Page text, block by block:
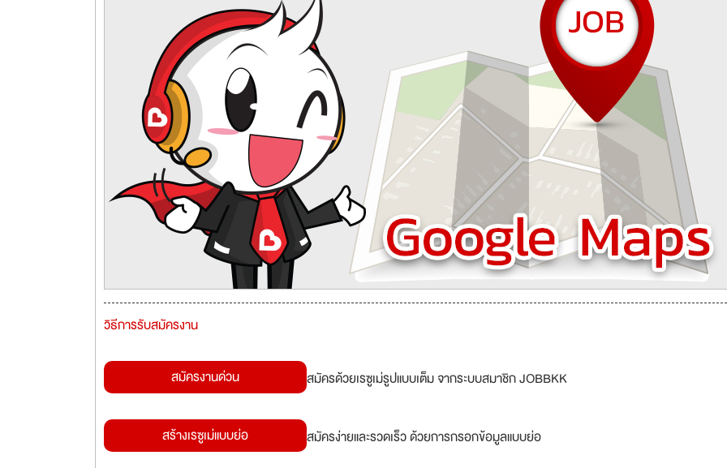
วิธีการรับสมัครงาน
สมัครงานด่วน สมัครด้วยเรซูเม่รูปแบบเต็ม จากระบบสมาชิก JOBBKK
สร้างเรซูเม่แบบย่อ สมัครง่ายและรวดเร็ว ด้วยการกรอกข้อมูลแบบย่อ